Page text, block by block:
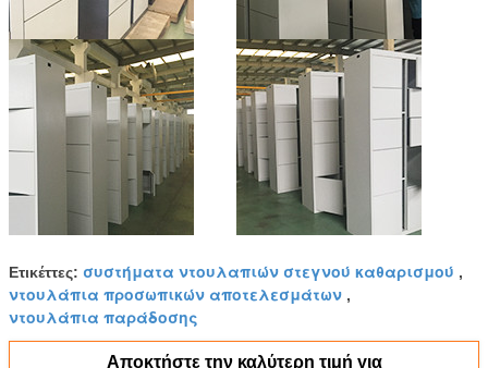
Ετικέττες: συστήματα ντουλαπιών στεγνού καθαρισμού ,
ντουλάπια προσωπικών αποτελεσμάτων ,
ντουλάπια παράδοσης
Αποκτήστε την καλύτερη τιμή για